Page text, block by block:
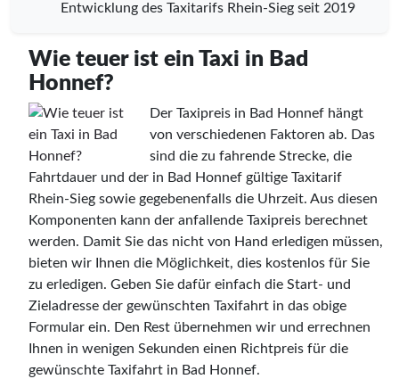
Entwicklung des Taxitarifs Rhein-Sieg seit 2019
Wie teuer ist ein Taxi in Bad
Honnef?
Der Taxipreis in Bad Honnef hängt
von verschiedenen Faktoren ab. Das
sind die zu fahrende Strecke, die
Fahrtdauer und der in Bad Honnef gültige Taxitarif
Rhein-Sieg sowie gegebenenfalls die Uhrzeit. Aus diesen
Komponenten kann der anfallende Taxipreis berechnet
werden. Damit Sie das nicht von Hand erledigen müssen,
bieten wir Ihnen die Möglichkeit, dies kostenlos für Sie
zu erledigen. Geben Sie dafür einfach die Start- und
Zieladresse der gewünschten Taxifahrt in das obige
Formular ein. Den Rest übernehmen wir und errechnen
Ihnen in wenigen Sekunden einen Richtpreis für die
gewünschte Taxifahrt in Bad Honnef.